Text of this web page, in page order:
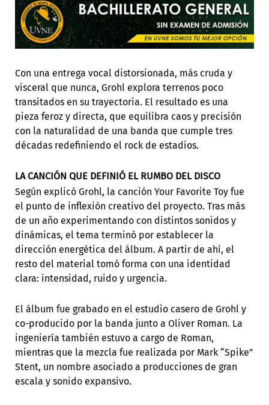
Con una entrega vocal distorsionada, más cruda y
visceral que nunca, Grohl explora terrenos poco
transitados en su trayectoria. El resultado es una
pieza feroz y directa, que equilibra caos y precisión
con la naturalidad de una banda que cumple tres
décadas redefiniendo el rock de estadios.
LA CANCIÓN QUE DEFINIÓ EL RUMBO DEL DISCO
Según explicó Grohl, la canción Your Favorite Toy fue
el punto de inflexión creativo del proyecto. Tras más
de un año experimentando con distintos sonidos y
dinámicas, el tema terminó por establecer la
dirección energética del álbum. A partir de ahí, el
resto del material tomó forma con una identidad
clara: intensidad, ruido y urgencia.
El álbum fue grabado en el estudio casero de Grohl y
co-producido por la banda junto a Oliver Roman. La
ingeniería también estuvo a cargo de Roman,
mientras que la mezcla fue realizada por Mark “Spike”
Stent, un nombre asociado a producciones de gran
escala y sonido expansivo.